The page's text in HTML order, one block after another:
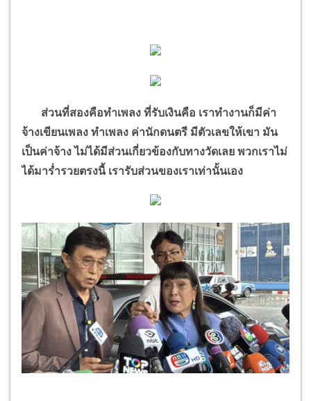
ส่วนที่สองคือทำเพลง ที่รับเงินคือ เราทำงานก็มีค่า
จ้างเขียนเพลง ทำเพลง ค่านักดนตรี มีตัวเลขให้เขา มัน
เป็นค่าจ้าง ไม่ได้มีส่วนเกี่ยวข้องกับทางวัดเลย พวกเราไม่
ได้มาร่ำรวยตรงนี้ เรารับส่วนของเราเท่านั้นเอง